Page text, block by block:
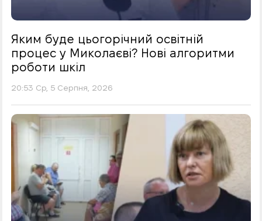
Яким буде цьогорічний освітній
процес у Миколаєві? Нові алгоритми
роботи шкіл
20:53 Ср, 5 Серпня, 2026